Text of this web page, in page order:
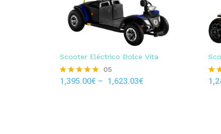
Scooter Eléctrico Dolce Vita
Rated
05
1,395.00€ – 1,623.03€